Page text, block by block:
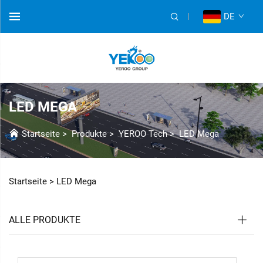
DE
LED MEGA
Startseite >Produkte>YEROO Tech>LED Mega
Startseite > LED Mega
ALLE PRODUKTE